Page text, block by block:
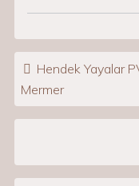
Post
Hendek Yayalar
Mermer